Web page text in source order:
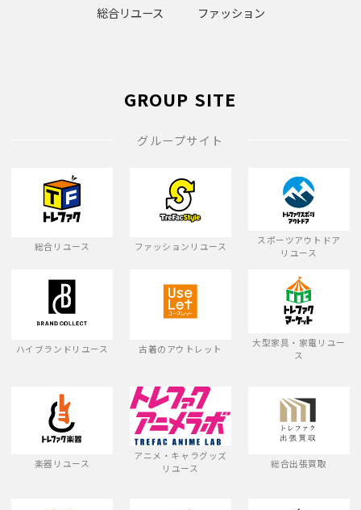
総合リユース ファッション
GROUP SITE
グループサイト
総合リユース ファッションリユース
スポーツアウトドア
リユース
ハイブランドリユース 古着のアウトレット
大型家具・家電リユー
ス
楽器リユース
アニメ・キャラグッズ
リユース
総合出張買取